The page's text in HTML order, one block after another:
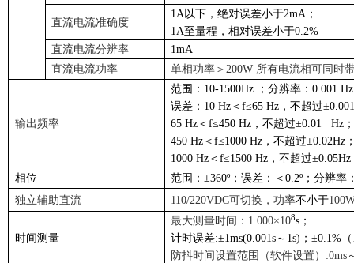
直流电流准确度
1A以下，绝对误差小于2mA；
1A至量程，相对误差小于0.2%
直流电流分辨率
1mA
直流电流功率
单相功率＞200W 所有电流相可同时
输出频率
范围：10-1500Hz ；分辨率：0.001 Hz
误差：10 Hz＜f≤65 Hz，不超过
65 Hz ＜f≤450 Hz，不超过±0.01 Hz；
450 Hz ＜f≤1000 Hz，不超过±0.02Hz
1000 Hz ＜f≤1500 Hz，不超过±0.05Hz
相位
范围：±360º；误差：＜0.2º；分辨率
独立辅助直流
110/220VDC可切换，功率不小于
时间测量
最大测量时间：1.000×108s ；
计时误差:±1ms(0.001s～1s)；±0.1%（
防抖时间设置范围（软件设置）:0ms